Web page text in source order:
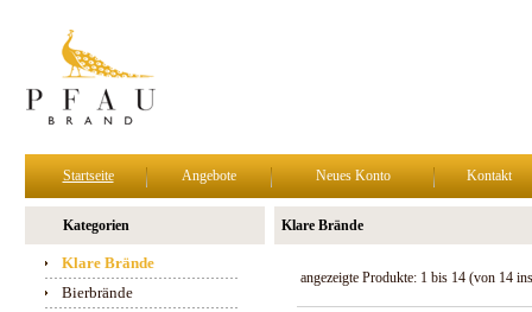
Startseite Angebote Neues Konto Kontakt
Kategorien
Klare Brände
Bierbrände
Klare Brände
angezeigte Produkte: 1 bis 14 (von 14